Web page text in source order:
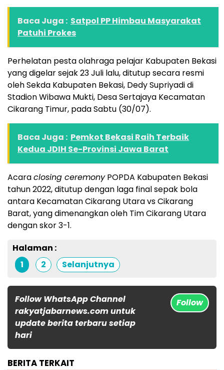
Baca Juga : Satpol PP Himbau Masyarakat
Patuhi Prokes
Perhelatan pesta olahraga pelajar Kabupaten Bekasi
yang digelar sejak 23 Juli lalu, ditutup secara resmi
oleh Sekda Kabupaten Bekasi, Dedy Supriyadi di
Stadion Wibawa Mukti, Desa Sertajaya Kecamatan
Cikarang Timur, pada Sabtu (30/07).
Baca Juga : Pemkot Bekasi Raih Terbaik
Kedua JDIH Se-Provinsi Jawa Barat
Acaraclosing ceremonyPOPDA Kabupaten Bekasi
tahun 2022, ditutup dengan laga final sepak bola
antara Kecamatan Cikarang Utara vs Cikarang
Barat, yang dimenangkan oleh Tim Cikarang Utara
dengan skor 3-1.
Halaman :
1
2 Selanjutnya
Follow WhatsApp Channel
rakyatjabarnews.com untuk
update berita terbaru setiap
hari
Follow
BERITA TERKAIT